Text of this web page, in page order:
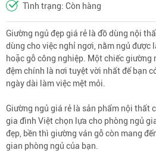
Tình trạng: Còn hàng
Giường ngủ đẹp giá rẻ là đồ dùng nội
dùng cho việc nghỉ ngơi, nằm ngủ được
hoặc gỗ công nghiệp. Một chiếc
đệm chính là nơi tuyệt vời nhất để bạn
ngày dài làm việc mệt mỏi.
Giường ngủ giá rẻ là sản phẩm nội thất
gia đình Việt chọn lựa cho phòng ngủ
đẹp, bền thì giường ván gỗ còn mang
gian phòng ngủ của bạn.